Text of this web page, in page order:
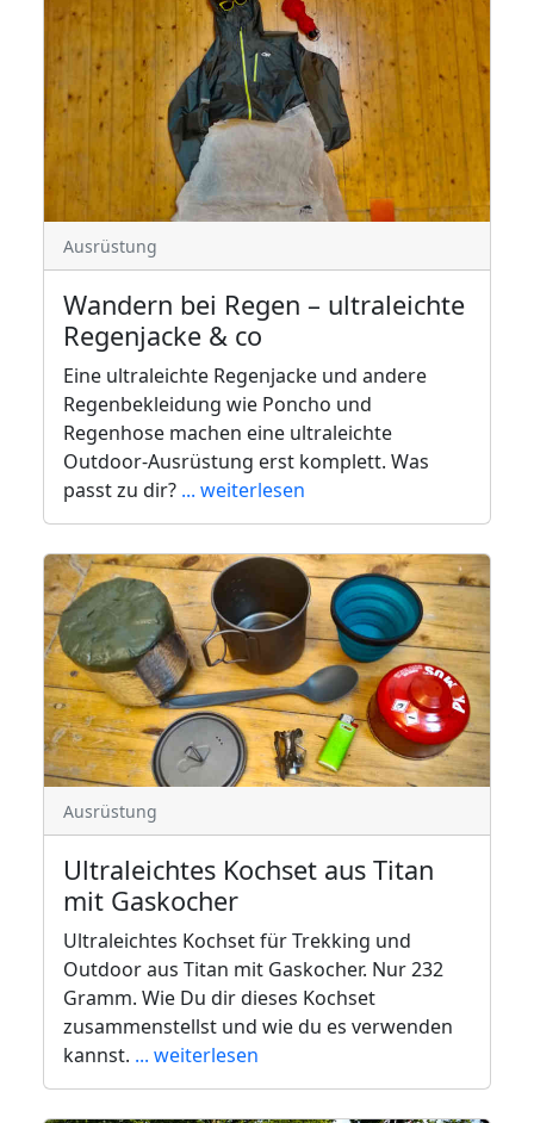
Ausrüstung
Wandern bei Regen – ultraleichte
Regenjacke & co
Eine ultraleichte Regenjacke und andere
Regenbekleidung wie Poncho und
Regenhose machen eine ultraleichte
Outdoor-Ausrüstung erst komplett. Was
passt zu dir? ... weiterlesen
Ausrüstung
Ultraleichtes Kochset aus Titan
mit Gaskocher
Ultraleichtes Kochset für Trekking und
Outdoor aus Titan mit Gaskocher. Nur 232
Gramm. Wie Du dir dieses Kochset
zusammenstellst und wie du es verwenden
kannst. ... weiterlesen